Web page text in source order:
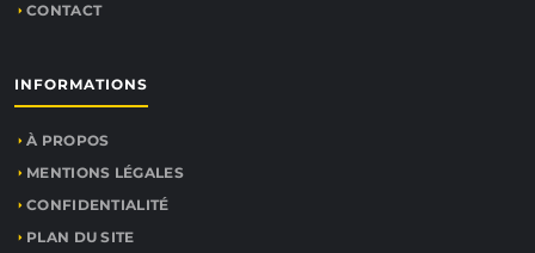
CONTACT
INFORMATIONS
À PROPOS
MENTIONS LÉGALES
CONFIDENTIALITÉ
PLAN DU SITE